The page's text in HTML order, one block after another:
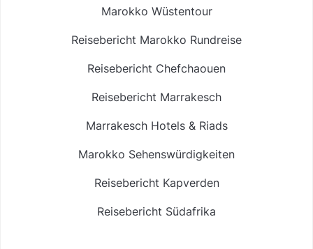
Marokko Wüstentour
Reisebericht Marokko Rundreise
Reisebericht Chefchaouen
Reisebericht Marrakesch
Marrakesch Hotels & Riads
Marokko Sehenswürdigkeiten
Reisebericht Kapverden
Reisebericht Südafrika